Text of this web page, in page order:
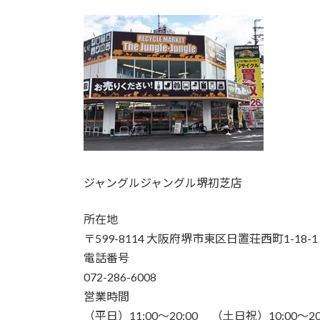
ジャングルジャングル堺初芝店
所在地
〒599-8114 大阪府堺市東区日置荘西町1-18-1
電話番号
072-286-6008
営業時間
（平日）11:00～20:00 （土日祝）10:00～